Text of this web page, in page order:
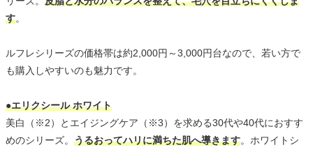
す。
ルフレシリーズの価格帯は約2,000円～3,000円台なので、若い方で
も購入しやすいのも魅力です。
●エリクシール ホワイト
美白（※2）とエイジングケア（※3）を求める30代や40代におすす
めのシリーズ。 うるおってハリに満ちた肌へ導きます。ホワイトシ